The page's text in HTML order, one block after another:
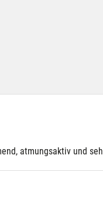
atmungsaktiv und